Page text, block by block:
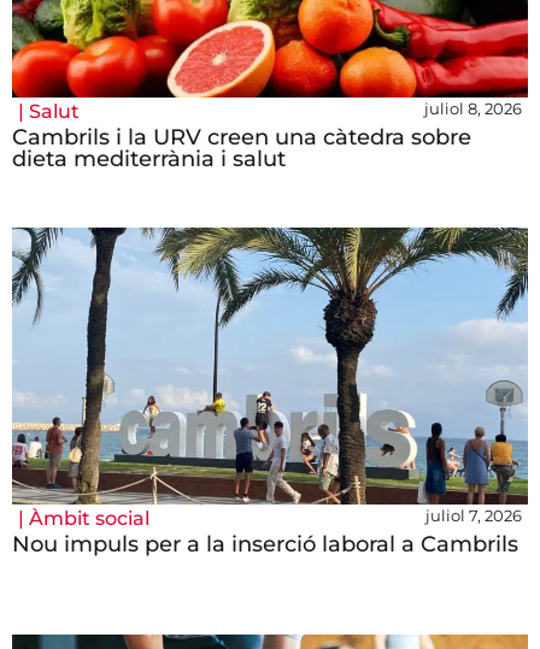
| Salut juliol 8, 2026
Cambrils i la URV creen una càtedra sobre
dieta mediterrània i salut
| Àmbit social juliol 7, 2026
Nou impuls per a la inserció laboral a Cambrils